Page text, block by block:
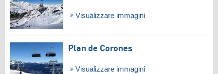
Visualizzare immagini
Plan de Corones
Visualizzare immagini